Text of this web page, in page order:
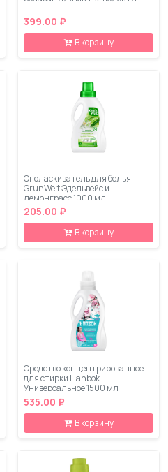
399.00 ₽
В корзину
Ополаскиватель для белья
GrunWelt Эдельвейс и
лемонграсс 1000 мл
205.00 ₽
В корзину
Средство концентрированное
для стирки Hanbok
Универсальное 1500 мл
535.00 ₽
В корзину